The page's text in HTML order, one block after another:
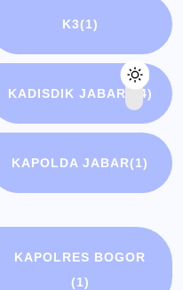
K3(1)
KADISDIK JABAR (14)
KAPOLDA JABAR(1)
KAPOLRES BOGOR
(1)